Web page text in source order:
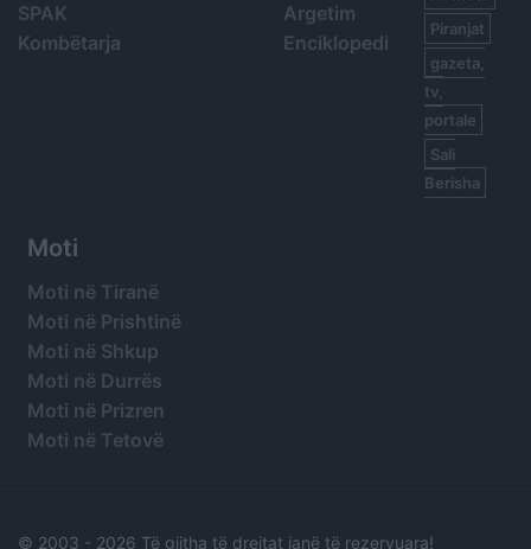
SPAK
Kombëtarja
Argetim
Enciklopedi
Piranjat
gazeta,
tv,
portale
Sali
Berisha
Moti
Moti në Tiranë
Moti në Prishtinë
Moti në Shkup
Moti në Durrës
Moti në Prizren
Moti në Tetovë
© 2003 - 2026 Të gjitha të drejtat janë të rezervuara!